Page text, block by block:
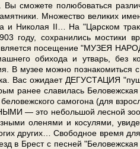
Вы смо­же­те по­лю­бо­вать­ся
Множество ве­ли­ких
и Ни­ко­лая II… На "Царском
го­ду, со­хра­ни­лись мо­сти­ки
яв­ля­ет­ся посещение "МУЗЕЯ
обихода и утварь,
В музее мож­но
Вас ожи­да­ет ДЕГУСТАЦИЯ
ранее славилась
са­мо­го­на (для
— это не­боль­шой лес­ной
оленями и косулями,
дру­гих… Сво­бод­ное вре­мя
в Брест с пес­ней